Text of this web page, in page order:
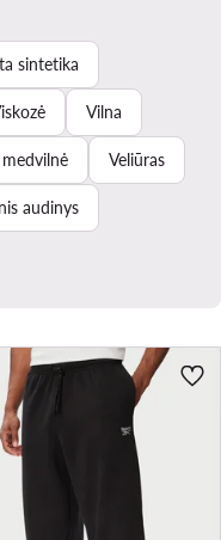
sintetika
Vilna
Veliūras
audinys